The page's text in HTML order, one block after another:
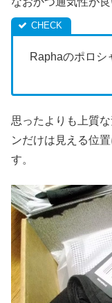
Raphaのポロシ
思ったよりも上質
ンだけは見える位
す。